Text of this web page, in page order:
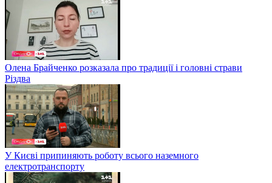
Олена Брайченко розказала про традиції і головні страви
Різдва
У Києві припиняють роботу всього наземного
електротранспорту